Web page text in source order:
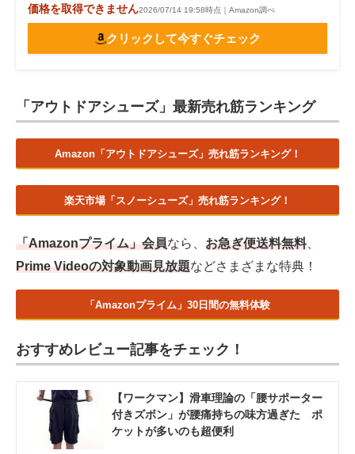
価格を取得できません2026/07/14 19:58時点｜Amazon調べ
クリックして今すぐチェック
「アウトドアシューズ」最新売れ筋ランキング
Amazon「アウトドアシューズ」売れ筋ランキング！
楽天市場「スノーシューズ」売れ筋ランキング！
「Amazonプライム」会員なら、 お急ぎ便送料無料
Prime Videoの対象動画見放題などさまざまな特典！
「Amazonプライム」30日間の無料体験
おすすめレビュー記事をチェック！
【ワークマン】滑車理論の「腰サポーター
付きズボン」が腰痛持ちの味方過ぎた ポ
ケットが多いのも超便利